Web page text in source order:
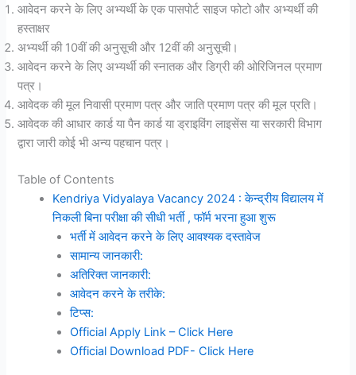
आवेदन करने के लिए अभ्यर्थी के एक पासपोर्ट साइज फोटो और अभ्यर्थी की
हस्ताक्षर
अभ्यर्थी की 10वीं की अनुसूची और 12वीं की अनुसूची।
आवेदन करने के लिए अभ्यर्थी की स्नातक और डिग्री की ओरिजिनल प्रमाण
पत्र।
आवेदक की मूल निवासी प्रमाण पत्र और जाति प्रमाण पत्र की मूल प्रति।
आवेदक की आधार कार्ड या पैन कार्ड या ड्राइविंग लाइसेंस या सरकारी विभाग
द्वारा जारी कोई भी अन्य पहचान पत्र।
Table of Contents
Kendriya Vidyalaya Vacancy 2024 : केन्द्रीय विद्यालय में
निकली बिना परीक्षा की सीधी भर्ती , फॉर्म भरना हुआ शुरू
भर्ती में आवेदन करने के लिए आवश्यक दस्तावेज
सामान्य जानकारी:
अतिरिक्त जानकारी:
आवेदन करने के तरीके:
टिप्स:
Official Apply Link – Click Here
Official Download PDF- Click Here